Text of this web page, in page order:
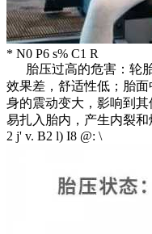
* N0 P6 s% C1 R
胎压过高的危害：轮
效果差，舒适性低；胎
身的震动变大，影响到其
易扎入胎内，产生内裂和
2 j' v. B2 l) I8 @: \